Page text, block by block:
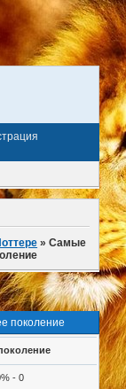
»Cамые
поколение
- 0